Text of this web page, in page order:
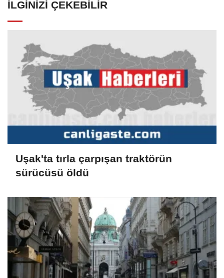
İLGINIZI ÇEKEBILIR
Uşak'ta tırla çarpışan traktörün
sürücüsü öldü